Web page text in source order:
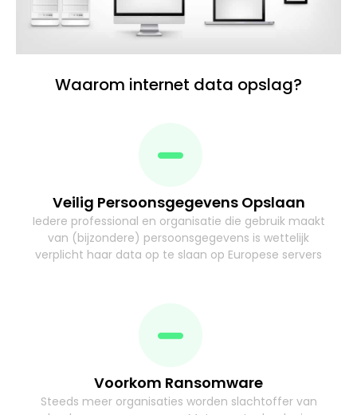
Waarom internet data opslag?
Veilig Persoonsgegevens Opslaan
Iedere professional en organisatie die gebruik maakt
van (bijzondere) persoonsgegevens is wettelijk
verplicht haar data op te slaan op Europese servers
Voorkom Ransomware
Steeds meer organisaties worden slachtoffer van